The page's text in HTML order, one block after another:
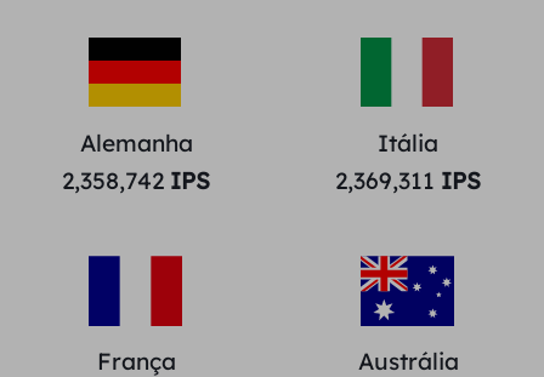
Alemanha
2,358,742 IPS
Itália
2,369,311 IPS
França
Austrália